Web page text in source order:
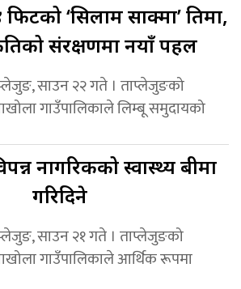
‘सिलाम साक्मा’ प्रतिमा,
संरक्षणमा नयाँ पहल
साउन २२ गते । ताप्लेजुङको
गाउँपालिकाले लिम्बू समुदायको
नागरिकको स्वास्थ्य बीमा
गरिदिने
साउन २१ गते । ताप्लेजुङको
गाउँपालिकाले आर्थिक रूपमा